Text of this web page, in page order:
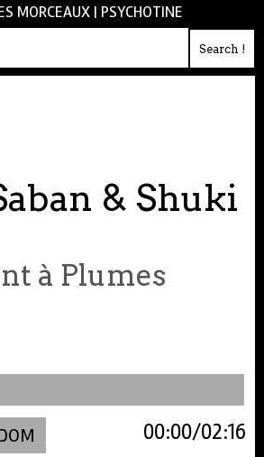
MORCEAUX | PSYCHOTINE
& Shuki
à Plumes
02:16
00:00